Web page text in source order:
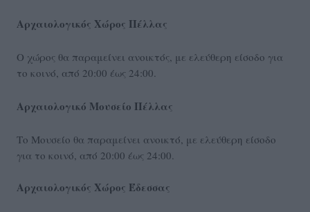
Αρχαιολογικός Χώρος Πέλλας
Ο χώρος θα παραμείνει ανοικτός, με ελεύθερη είσοδο για
το κοινό, από 20:00 έως 24:00.
Αρχαιολογικό Μουσείο Πέλλας
Το Μουσείο θα παραμείνει ανοικτό, με ελεύθερη είσοδο
για το κοινό, από 20:00 έως 24:00.
Αρχαιολογικός Χώρος Έδεσσας